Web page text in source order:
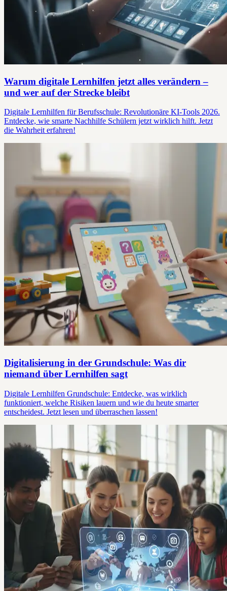
Warum digitale Lernhilfen jetzt alles verändern –
und wer auf der Strecke bleibt
Digitale Lernhilfen für Berufsschule: Revolutionäre KI-Tools 2026.
Entdecke, wie smarte Nachhilfe Schülern jetzt wirklich hilft. Jetzt
die Wahrheit erfahren!
Digitalisierung in der Grundschule: Was dir
niemand über Lernhilfen sagt
Digitale Lernhilfen Grundschule: Entdecke, was wirklich
funktioniert, welche Risiken lauern und wie du heute smarter
entscheidest. Jetzt lesen und überraschen lassen!